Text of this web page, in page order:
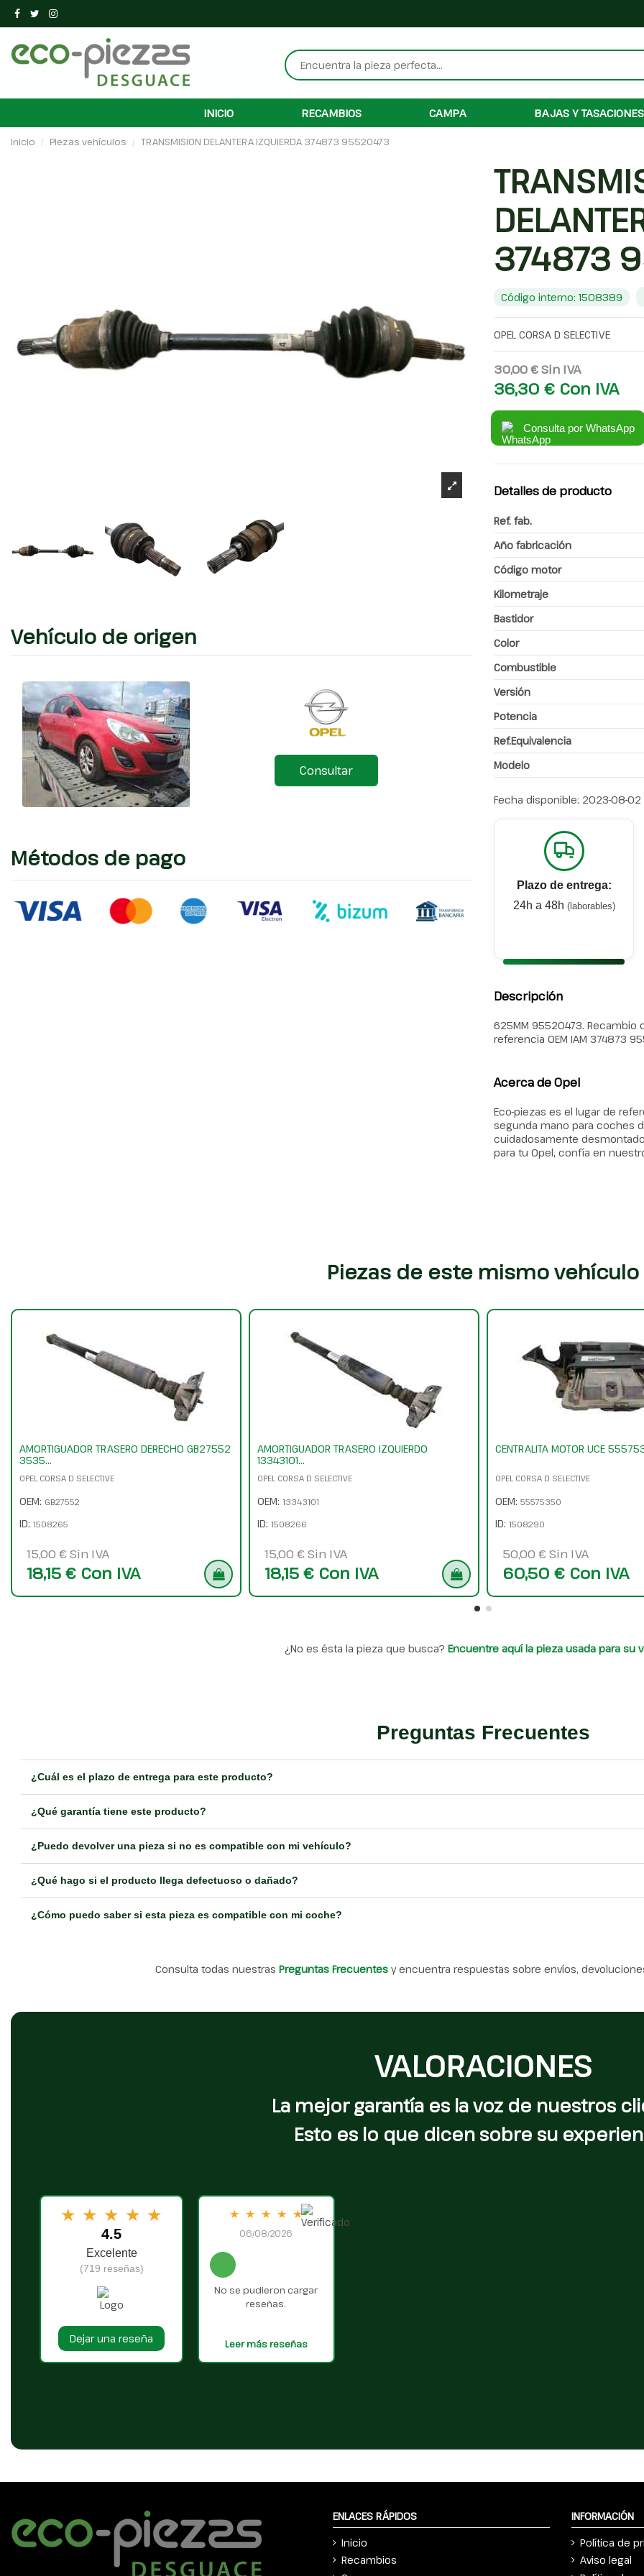
INICIO RECAMBIOS CAMPA BAJAS Y TASACIONES
Inicio Piezas vehículos TRANSMISION DELANTERA IZQUIERDA 374873 95520473
Vehículo de origen
Consultar
Métodos de pago
374873
Código interno: 1508389
OPEL CORSA D SELECTIVE
30,00 €Sin IVA
36,30 € Con IVA
Consulta por WhatsApp
Detalles de producto
Ref. fab.
Año fabricación
Código motor
Kilometraje
Bastidor
Color
Combustible
Versión
Potencia
Ref.Equivalencia
Modelo
Fecha disponible: 2023-08-02
Plazo de entrega:
24h a 48h (laborables)
Descripción
625MM 95520473.
referencia OEM IAM 374873
Acerca de Opel
Eco-piezas es el lugar de
segunda mano para coches
cuidadosamente
para tu Opel, confía en
Piezas de este mismo vehículo
AMORTIGUADOR TRASERO DERECHO GB27552
3535...
OPEL CORSA D SELECTIVE
OEM: GB27552
ID: 1508265
15,00 € Sin IVA
18,15 € Con IVA
AMORTIGUADOR TRASERO IZQUIERDO
13343101...
OPEL CORSA D SELECTIVE
OEM: 13343101
ID: 1508266
15,00 € Sin IVA
18,15 € Con IVA
CENTRALITA MOTOR UCE
OPEL CORSA D SELECTIVE
OEM: 55575350
ID: 1508290
50,00 € Sin IVA
60,50 € Con IVA
¿No es ésta la pieza que busca? Encuentre aquí la pieza usada para su
Preguntas Frecuentes
¿Cuál es el plazo de entrega para este producto?
¿Qué garantía tiene este producto?
¿Puedo devolver una pieza si no es compatible con mi vehículo?
¿Qué hago si el producto llega defectuoso o dañado?
¿Cómo puedo saber si esta pieza es compatible con mi coche?
Consulta todas nuestras Preguntas Frecuentes y encuentra respuestas sobre envíos,
VALORACIONES
La mejor garantía es la voz de nuestros
Esto es lo que dicen sobre su
★ ★ ★ ★ ★
4.5
Excelente
(719 reseñas)
Dejar una reseña
★ ★ ★ ★ ★
06/08/2026
No se pudieron cargar
reseñas.
Leer más reseñas
ENLACES RÁPIDOS
Inicio
Recambios
INFORMACIÓN
Política de
Aviso legal